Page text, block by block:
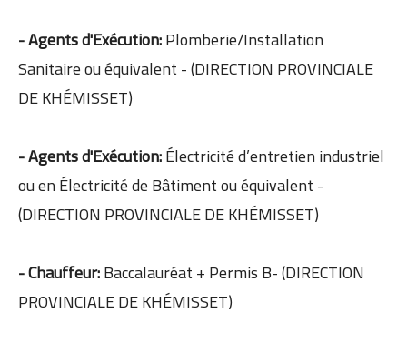
- Agents d'Exécution:Plomberie/Installation
Sanitaire ou équivalent - (DIRECTION PROVINCIALE
DE KHÉMISSET)
- Agents d'Exécution:Électricité d’entretien industriel
ou en Électricité de Bâtiment ou équivalent -
(DIRECTION PROVINCIALE DE KHÉMISSET)
- Chauffeur:Baccalauréat + Permis B- (DIRECTION
PROVINCIALE DE KHÉMISSET)